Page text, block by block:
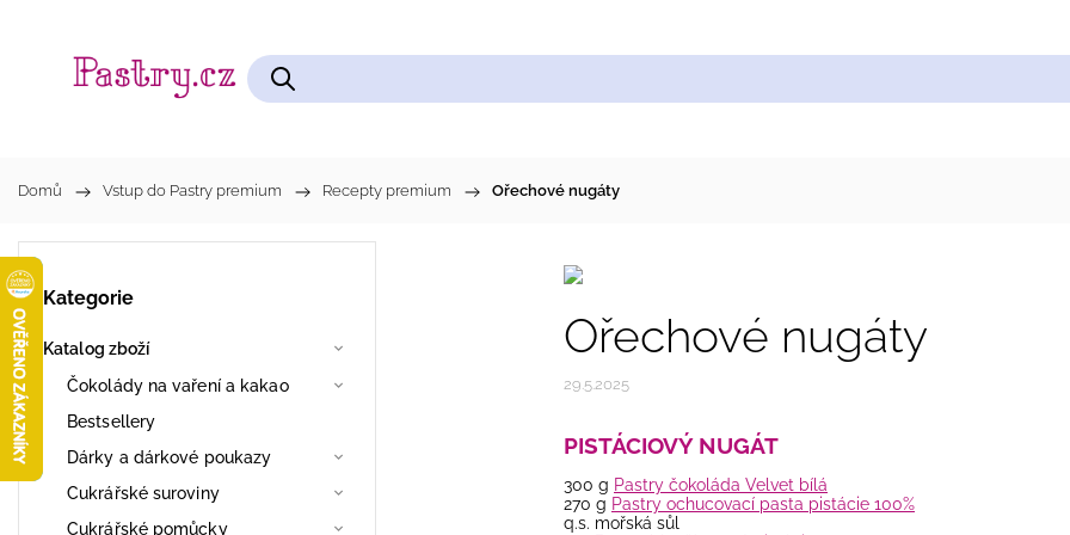
Domů / Vstup do Pastry premium / Recepty premium / Ořechové nugáty
Kategorie
Katalog zboží
Čokolády na vaření a kakao
Bestsellery
Dárky a dárkové poukazy
Cukrářské suroviny
Cukrářské pomůcky
Ořechové nugáty
29.5.2025
PISTÁCIOVÝ NUGÁT
300 g Pastry čokoláda Velvet bílá
270 g Pastry ochucovací pasta pistácie 100%
q.s. mořská sůl